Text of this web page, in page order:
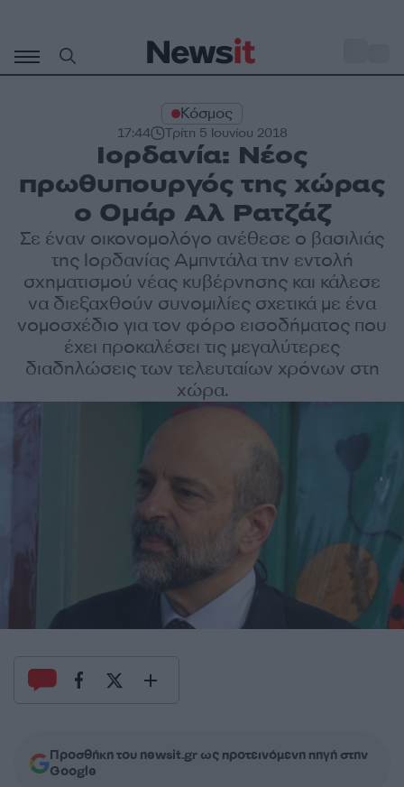
περιεχόμενο
Κόσμος
17:44 Τρίτη 5 Ιουνίου 2018
Ιορδανία: Νέος
πρωθυπουργός της χώρας
ο Ομάρ Αλ Ρατζάζ
Σε έναν οικονομολόγο ανέθεσε ο βασιλιάς
της Ιορδανίας Αμπντάλα την εντολή
σχηματισμού νέας κυβέρνησης και κάλεσε
να διεξαχθούν συνομιλίες σχετικά με ένα
νομοσχέδιο για τον φόρο εισοδήματος που
έχει προκαλέσει τις μεγαλύτερες
διαδηλώσεις των τελευταίων χρόνων στη
χώρα.
Προσθήκη του newsit.gr ως προτεινόμενη πηγή στην
Google